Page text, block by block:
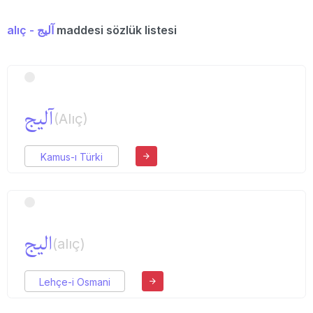
alıç - آلیج maddesi sözlük listesi
آلیج(Alıç)
Kamus-ı Türki
الیج(alıç)
Lehçe-i Osmani